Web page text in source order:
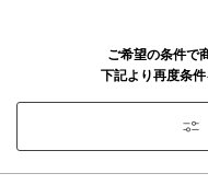
ご希望の条件で
下記より再度条件